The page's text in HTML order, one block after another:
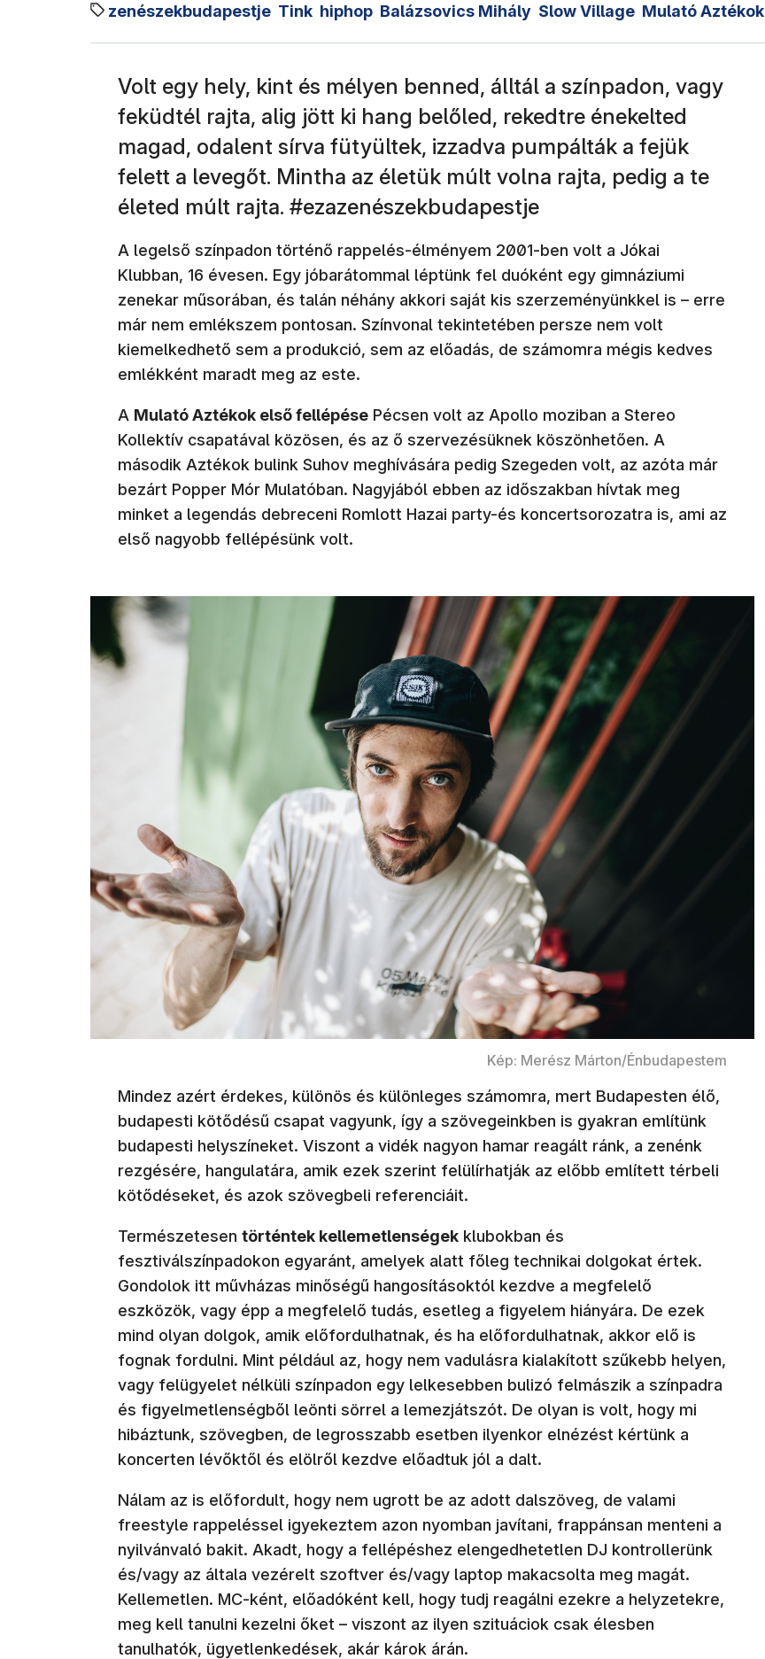
zenészekbudapestje Tink hiphop Balázsovics Mihály Slow Village Mulató Aztékok
Volt egy hely, kint és mélyen benned, álltál a színpadon, vagy
feküdtél rajta, alig jött ki hang belőled, rekedtre énekelted
magad, odalent sírva fütyültek, izzadva pumpálták a fejük
felett a levegőt. Mintha az életük múlt volna rajta, pedig a te
életed múlt rajta. #ezazenészekbudapestje
A legelső színpadon történő rappelés-élményem 2001-ben volt a Jókai
Klubban, 16 évesen. Egy jóbarátommal léptünk fel duóként egy gimnáziumi
zenekar műsorában, és talán néhány akkori saját kis szerzeményünkkel is – erre
már nem emlékszem pontosan. Színvonal tekintetében persze nem volt
kiemelkedhető sem a produkció, sem az előadás, de számomra mégis kedves
emlékként maradt meg az este.
A Mulató Aztékok első fellépése Pécsen volt az Apollo moziban a Stereo
Kollektív csapatával közösen, és az ő szervezésüknek köszönhetően. A
második Aztékok bulink Suhov meghívására pedig Szegeden volt, az azóta már
bezárt Popper Mór Mulatóban. Nagyjából ebben az időszakban hívtak meg
minket a legendás debreceni Romlott Hazai party-és koncertsorozatra is, ami az
első nagyobb fellépésünk volt.
Kép: Merész Márton/Énbudapestem
Mindez azért érdekes, különös és különleges számomra, mert Budapesten élő,
budapesti kötődésű csapat vagyunk, így a szövegeinkben is gyakran említünk
budapesti helyszíneket. Viszont a vidék nagyon hamar reagált ránk, a zenénk
rezgésére, hangulatára, amik ezek szerint felülírhatják az előbb említett térbeli
kötődéseket, és azok szövegbeli referenciáit.
Természetesen történtek kellemetlenségek klubokban és
fesztiválszínpadokon egyaránt, amelyek alatt főleg technikai dolgokat értek.
Gondolok itt művházas minőségű hangosításoktól kezdve a megfelelő
eszközök, vagy épp a megfelelő tudás, esetleg a figyelem hiányára. De ezek
mind olyan dolgok, amik előfordulhatnak, és ha előfordulhatnak, akkor elő is
fognak fordulni. Mint például az, hogy nem vadulásra kialakított szűkebb helyen,
vagy felügyelet nélküli színpadon egy lelkesebben bulizó felmászik a színpadra
és figyelmetlenségből leönti sörrel a lemezjátszót. De olyan is volt, hogy mi
hibáztunk, szövegben, de legrosszabb esetben ilyenkor elnézést kértünk a
koncerten lévőktől és elölről kezdve előadtuk jól a dalt.
Nálam az is előfordult, hogy nem ugrott be az adott dalszöveg, de valami
freestyle rappeléssel igyekeztem azon nyomban javítani, frappánsan menteni a
nyilvánvaló bakit. Akadt, hogy a fellépéshez elengedhetetlen DJ kontrollerünk
és/vagy az általa vezérelt szoftver és/vagy laptop makacsolta meg magát.
Kellemetlen. MC-ként, előadóként kell, hogy tudj reagálni ezekre a helyzetekre,
meg kell tanulni kezelni őket – viszont az ilyen szituáciok csak élesben
tanulhatók, ügyetlenkedések, akár károk árán.